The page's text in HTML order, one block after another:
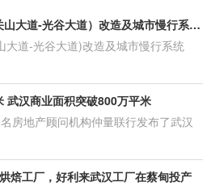
光谷｜创业街（关山大道-光谷大道）改造及城市慢行系统升级
大道-光谷大道)改造及城市慢行系统
武汉商业面积突破800万平米
房地产顾问机构仲量联行发布了武汉
焙工厂，好利来武汉工厂在蔡甸投产